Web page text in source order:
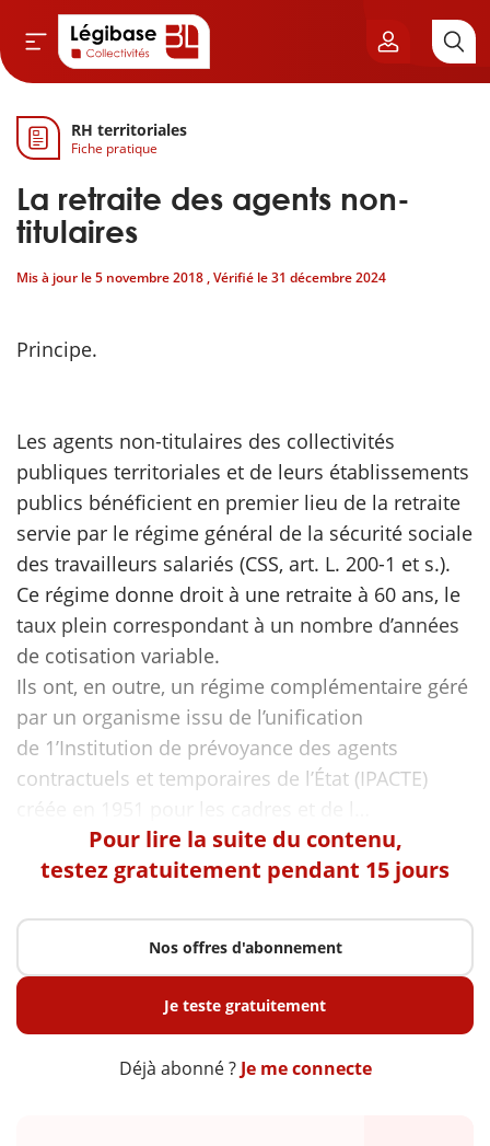
& Cimetières
& Élu local
& Finances locales
publique
RH territoriales
Fiche pratique
La retraite des agents non-
titulaires
Mis à jour le5 novembre 2018 , Vérifié le31 décembre 2024
Principe.
Les agents non-titulaires des collectivités
publiques territoriales et de leurs établissements
publics bénéficient en premier lieu de la retraite
servie par le régime général de la sécurité sociale
des travailleurs salariés (CSS, art. L. 200-1 et s.).
Ce régime donne droit à une retraite à 60 ans, le
taux plein correspondant à un nombre d’années
de cotisation variable.
Ils ont, en outre, un régime complémentaire géré
par un organisme issu de l’unification
de 1’Institution de prévoyance des agents
contractuels et temporaires de l’État (IPACTE)
Pour lire la suite du contenu,
testez gratuitement pendant 15 jours
Nos offres d'abonnement
Je teste gratuitement
Déjà abonné ? Je me connecte